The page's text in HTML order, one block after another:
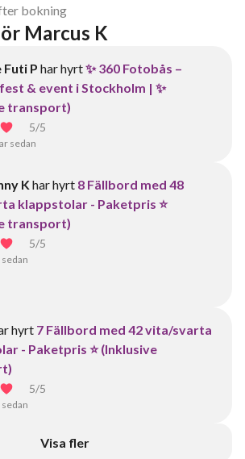
bokning
Marcus K
P har hyrt✨ 360 Fotobås –
& event i Stockholm | ✨
transport)
5/5
sedan
K har hyrt 8 Fällbord med 48
klappstolar - Paketpris ⭐
transport)
5/5
hyrt 7 Fällbord med 42 vita/svarta
- Paketpris ⭐ (Inklusive
5/5
Visa fler